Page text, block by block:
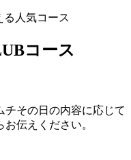
人気コース
コース
その日の内容に応じて
伝えください。